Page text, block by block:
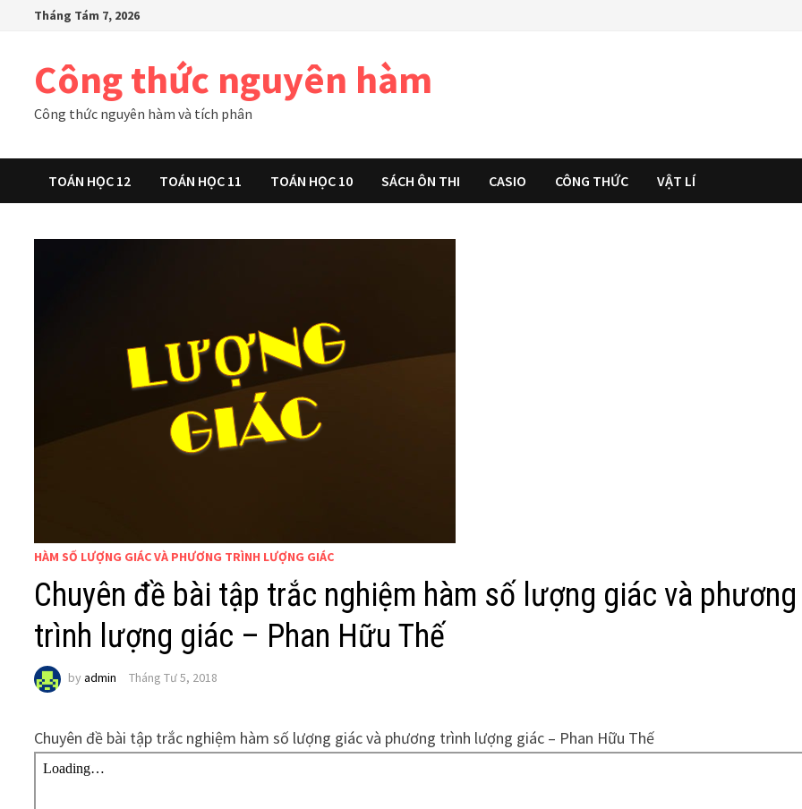
Tháng Tám 7, 2026
Công thức nguyên hàm
Công thức nguyên hàm và tích phân
TOÁN HỌC 12 TOÁN HỌC 11 TOÁN HỌC 10 SÁCH ÔN THI CASIO CÔNG THỨC VẬT LÍ
HÀM SỐ LƯỢNG GIÁC VÀ PHƯƠNG TRÌNH LƯỢNG GIÁC
Chuyên đề bài tập trắc nghiệm hàm số lượng giác và phương
trình lượng giác – Phan Hữu Thế
byadmin Tháng Tư 5, 2018
Chuyên đề bài tập trắc nghiệm hàm số lượng giác và phương trình lượng giác – Phan Hữu Thế